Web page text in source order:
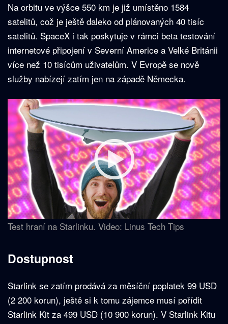
Na orbitu ve výšce 550 km je již umístěno 1584
satelitů, což je ještě daleko od plánovaných 40 tisíc
satelitů. SpaceX i tak poskytuje v rámci beta testování
internetové připojení v Severní Americe a Velké Británii
více než 10 tisícům uživatelům. V Evropě se nově
služby nabízejí zatím jen na západě Německa.
Test hraní na Starlinku. Video: Linus Tech Tips
Dostupnost
Starlink se zatím prodává za měsíční poplatek 99 USD
(2 200 korun), ještě si k tomu zájemce musí pořídit
Starlink Kit za 499 USD (10 900 korun). V Starlink Kitu